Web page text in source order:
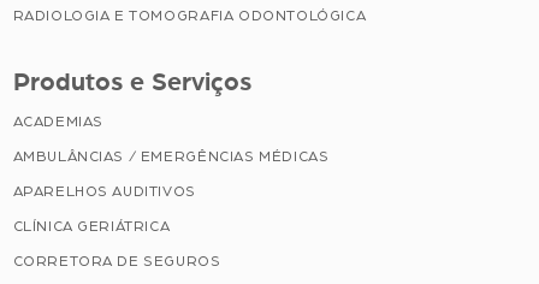
RADIOLOGIA E TOMOGRAFIA ODONTOLÓGICA
Produtos e Serviços
ACADEMIAS
AMBULÂNCIAS / EMERGÊNCIAS MÉDICAS
APARELHOS AUDITIVOS
CLÍNICA GERIÁTRICA
CORRETORA DE SEGUROS